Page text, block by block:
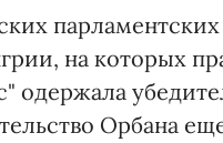
парламентских
на которых
одержала
Орбана